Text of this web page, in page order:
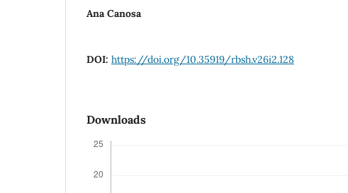
Ana Canosa
DOI: https://doi.org/10.35919/rbsh.v26i2.128
Downloads